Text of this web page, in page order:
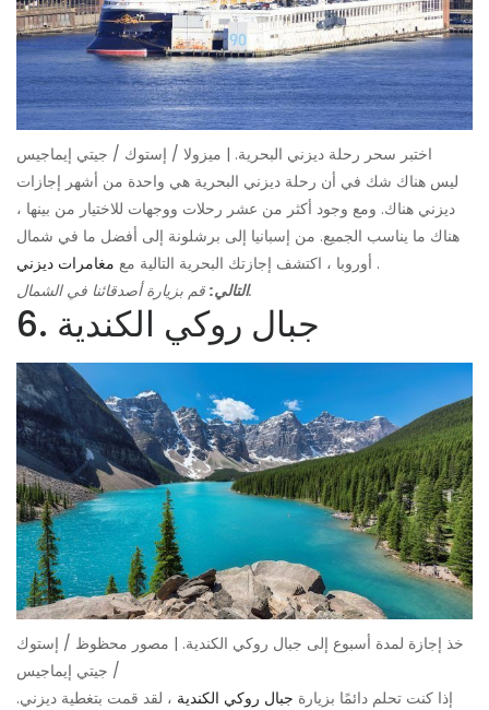
اختبر سحر رحلة ديزني البحرية. | ميزولا / إستوك / جيتي إيماجيس
ليس هناك شك في أن رحلة ديزني البحرية هي واحدة من أشهر إجازات
ديزني هناك. ومع وجود أكثر من عشر رحلات ووجهات للاختيار من بينها ،
هناك ما يناسب الجميع. من إسبانيا إلى برشلونة إلى أفضل ما في شمال
أوروبا ، اكتشف إجازتك البحرية التالية مع مغامرات ديزني
.
التالي:قم بزيارة أصدقائنا في الشمال.
6. جبال روكي الكندية
خذ إجازة لمدة أسبوع إلى جبال روكي الكندية. | مصور محظوظ / إستوك
/ جيتي إيماجيس
إذا كنت تحلم دائمًا بزيارة جبال روكي الكندية ، لقد قمت بتغطية ديزني.